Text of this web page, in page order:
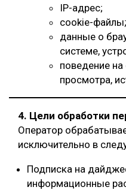
IP-адрес;
cookie-файлы;
данные о
системе,
поведение на
просмотра,
4. Цели обработки
Оператор
исключительно в
Подписка на
информационные